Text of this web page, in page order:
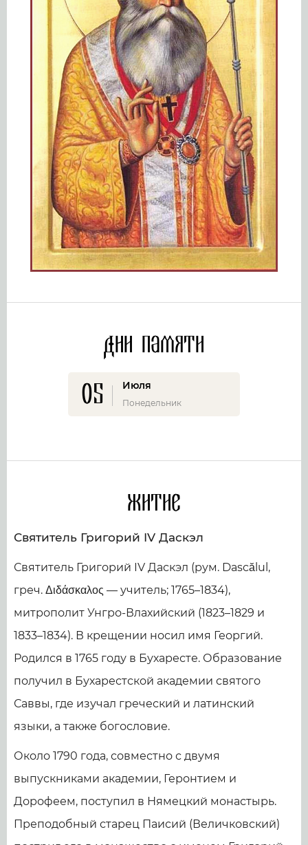
Дни памяти
05 Июля
Понедельник
Житие
Святитель Григорий IV Даскэл
Святитель Григорий IV Даскэл (рум. Dascălul,
греч. Διδάσκαλος — учитель; 1765–1834),
митрополит Унгро-Влахийский (1823–1829 и
1833–1834). В крещении носил имя Георгий.
Родился в 1765 году в Бухаресте. Образование
получил в Бухарестской академии святого
Саввы, где изучал греческий и латинский
языки, а также богословие.
Около 1790 года, совместно с двумя
выпускниками академии, Геронтием и
Дорофеем, поступил в Нямецкий монастырь.
Преподобный старец Паисий (Величковский)